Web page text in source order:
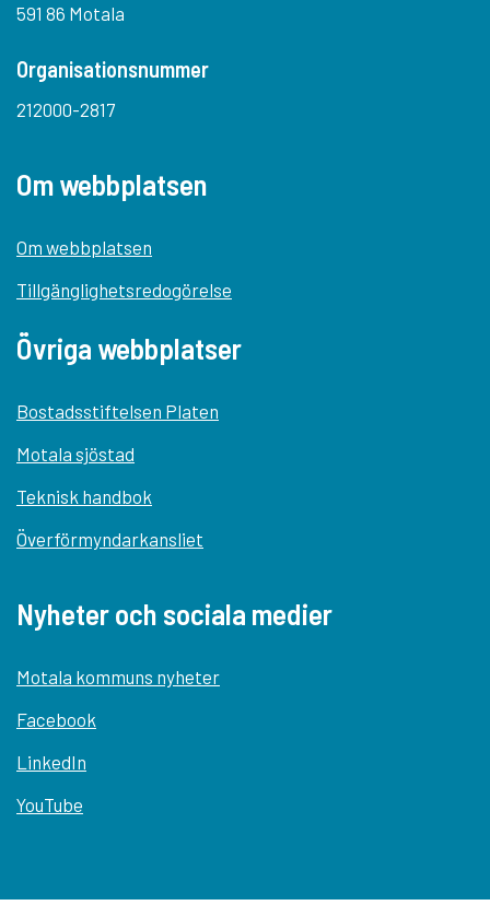
591 86 Motala
Organisationsnummer
212000-2817
Om webbplatsen
Om webbplatsen
Tillgänglighetsredogörelse
Övriga webbplatser
Bostadsstiftelsen Platen
Motala sjöstad
Teknisk handbok
Överförmyndarkansliet
Nyheter och sociala medier
Motala kommuns nyheter
Facebook
LinkedIn
YouTube